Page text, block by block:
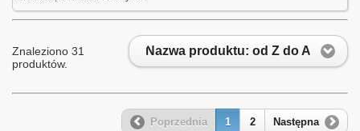
Nazwa produktu: od Z do A
Znaleziono 31
produktów.
Poprzednia 1 2 Następna